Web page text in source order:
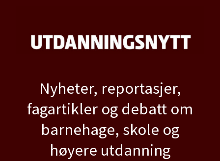
Nyheter, reportasjer,
fagartikler og debatt om
barnehage, skole og
høyere utdanning